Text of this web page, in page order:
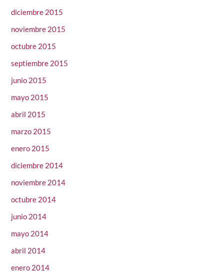
diciembre 2015
noviembre 2015
octubre 2015
septiembre 2015
junio 2015
mayo 2015
abril 2015
marzo 2015
enero 2015
diciembre 2014
noviembre 2014
octubre 2014
junio 2014
mayo 2014
abril 2014
enero 2014